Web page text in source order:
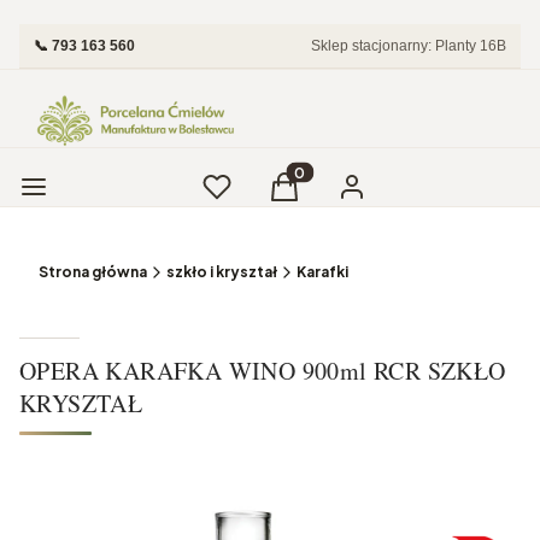
📞 793 163 560 Sklep stacjonarny: Planty 16B
Menu UlubioneProdukty w koszyku: 0.
Koszyk Zaloguj się
Strona główna szkło i kryształ Karafki
OPERA KARAFKA WINO 900ml RCR SZKŁO
KRYSZTAŁ